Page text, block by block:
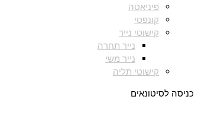
פיניאטה
קונפטי
קישוטי נייר
נייר תחרה
נייר משי
קישוטי תליה
כניסה לסיטונאים